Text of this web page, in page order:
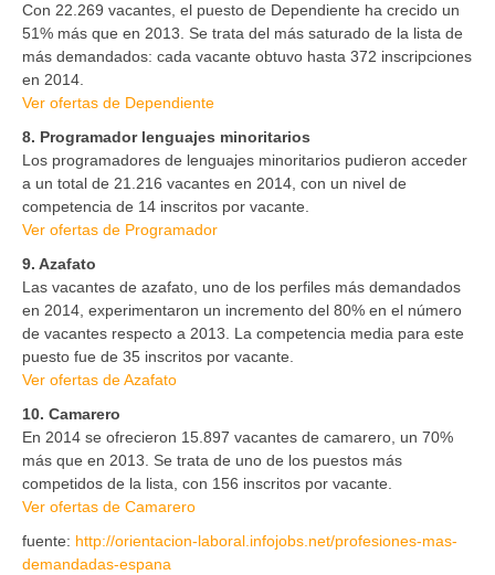
Con 22.269 vacantes, el puesto de Dependiente ha crecido un
51% más que en 2013. Se trata del más saturado de la lista de
más demandados: cada vacante obtuvo hasta 372 inscripciones
en 2014.
Ver ofertas de Dependiente
8. Programador lenguajes minoritarios
Los programadores de lenguajes minoritarios pudieron acceder
a un total de 21.216 vacantes en 2014, con un nivel de
competencia de 14 inscritos por vacante.
Ver ofertas de Programador
9. Azafato
Las vacantes de azafato, uno de los perfiles más demandados
en 2014, experimentaron un incremento del 80% en el número
de vacantes respecto a 2013. La competencia media para este
puesto fue de 35 inscritos por vacante.
Ver ofertas de Azafato
10. Camarero
En 2014 se ofrecieron 15.897 vacantes de camarero, un 70%
más que en 2013. Se trata de uno de los puestos más
competidos de la lista, con 156 inscritos por vacante.
Ver ofertas de Camarero
fuente: http://orientacion-laboral.infojobs.net/profesiones-mas-
demandadas-espana